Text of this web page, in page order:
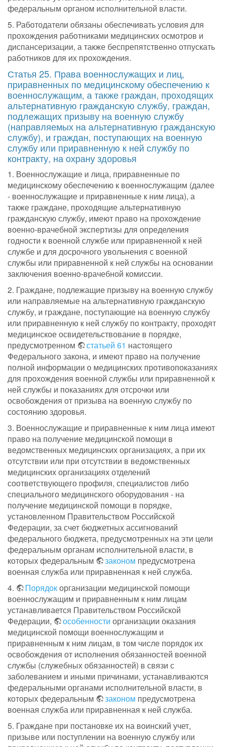
федеральным органом исполнительной власти.
5. Работодатели обязаны обеспечивать условия для
прохождения работниками медицинских осмотров и
диспансеризации, а также беспрепятственно отпускать
работников для их прохождения.
Статья 25. Права военнослужащих и лиц,
приравненных по медицинскому обеспечению к
военнослужащим, а также граждан, проходящих
альтернативную гражданскую службу, граждан,
подлежащих призыву на военную службу
(направляемых на альтернативную гражданскую
службу), и граждан, поступающих на военную
службу или приравненную к ней службу по
контракту, на охрану здоровья
1. Военнослужащие и лица, приравненные по
медицинскому обеспечению к военнослужащим (далее
- военнослужащие и приравненные к ним лица), а
также граждане, проходящие альтернативную
гражданскую службу, имеют право на прохождение
военно-врачебной экспертизы для определения
годности к военной службе или приравненной к ней
службе и для досрочного увольнения с военной
службы или приравненной к ней службы на основании
заключения военно-врачебной комиссии.
2. Граждане, подлежащие призыву на военную службу
или направляемые на альтернативную гражданскую
службу, и граждане, поступающие на военную службу
или приравненную к ней службу по контракту, проходят
медицинское освидетельствование в порядке,
предусмотренном
статьей 61 настоящего
Федерального закона, и имеют право на получение
полной информации о медицинских противопоказаниях
для прохождения военной службы или приравненной к
ней службы и показаниях для отсрочки или
освобождения от призыва на военную службу по
состоянию здоровья.
3. Военнослужащие и приравненные к ним лица имеют
право на получение медицинской помощи в
ведомственных медицинских организациях, а при их
отсутствии или при отсутствии в ведомственных
медицинских организациях отделений
соответствующего профиля, специалистов либо
специального медицинского оборудования - на
получение медицинской помощи в порядке,
установленном Правительством Российской
Федерации, за счет бюджетных ассигнований
федерального бюджета, предусмотренных на эти цели
федеральным органам исполнительной власти, в
которых федеральным
законом предусмотрена
военная служба или приравненная к ней служба.
4.
Порядокорганизации медицинской помощи
военнослужащим и приравненным к ним лицам
устанавливается Правительством Российской
Федерации,
особенности организации оказания
медицинской помощи военнослужащим и
приравненным к ним лицам, в том числе порядок их
освобождения от исполнения обязанностей военной
службы (служебных обязанностей) в связи с
заболеванием и иными причинами, устанавливаются
федеральными органами исполнительной власти, в
которых федеральным
законом предусмотрена
военная служба или приравненная к ней служба.
5. Граждане при постановке их на воинский учет,
призыве или поступлении на военную службу или